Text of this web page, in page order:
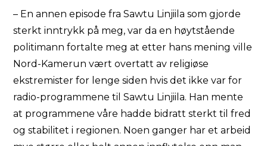
– En annen episode fra Sawtu Linjiila som gjorde
sterkt inntrykk på meg, var da en høytstående
politimann fortalte meg at etter hans mening ville
Nord-Kamerun vært overtatt av religiøse
ekstremister for lenge siden hvis det ikke var for
radio-programmene til Sawtu Linjiila. Han mente
at programmene våre hadde bidratt sterkt til fred
og stabilitet i regionen. Noen ganger har et arbeid